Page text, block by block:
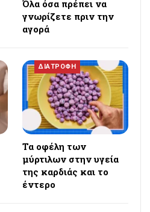
Όλα όσα πρέπει να
γνωρίζετε πριν την
αγορά
ΔΙΑΤΡΟΦΗ
Τα οφέλη των
μύρτιλων στην υγεία
της καρδιάς και το
έντερο